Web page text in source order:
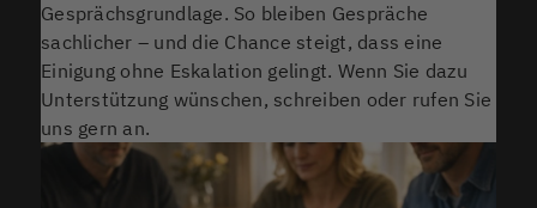
Gesprächsgrundlage. So bleiben Gespräche
sachlicher – und die Chance steigt, dass eine
Einigung ohne Eskalation gelingt. Wenn Sie dazu
Unterstützung wünschen, schreiben oder rufen Sie
uns gern an.